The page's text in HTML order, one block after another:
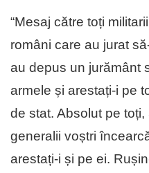
“Mesaj către toți
români care au jurat
au depus un jurământ
armele și arestați-i pe
de stat. Absolut pe
generalii voștri
arestați-i și pe ei.